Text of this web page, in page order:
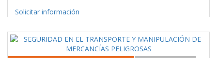
Solicitar información